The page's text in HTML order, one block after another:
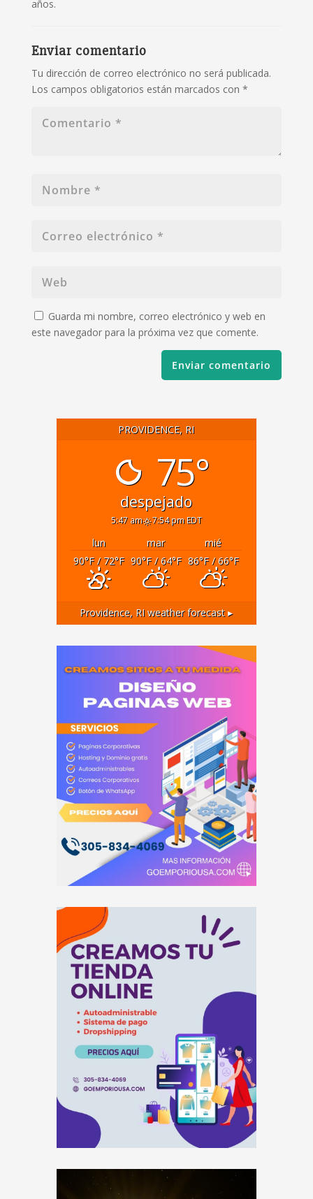
años.
Enviar comentario
Tu dirección de correo electrónico no será publicada.
Los campos obligatorios están marcados con *
Guarda mi nombre, correo electrónico y web en
este navegador para la próxima vez que comente.
PROVIDENCE, RI
75°
despejado
5:47 am 7:54 pm EDT
lun mar
mié
90°F/ 72°F 90°F/ 64°F 86°F/ 66°F
Providence, RI weather forecast ▸